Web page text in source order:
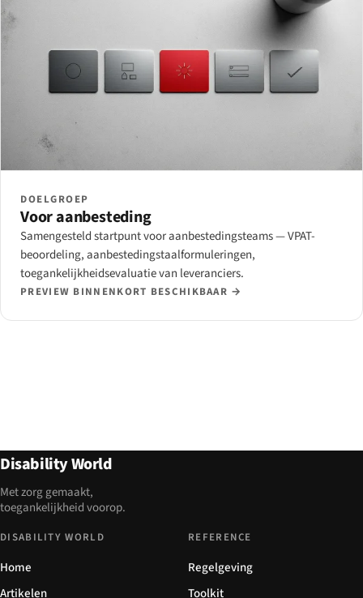
DOELGROEP
Voor aanbesteding
Samengesteld startpunt voor aanbestedingsteams — VPAT-
beoordeling, aanbestedingstaalformuleringen,
toegankelijkheidsevaluatie van leveranciers.
PREVIEW BINNENKORT BESCHIKBAAR →
Disability World
Met zorg gemaakt,
toegankelijkheid voorop.
DISABILITY WORLD
Home
Artikelen
REFERENCE
Regelgeving
Toolkit